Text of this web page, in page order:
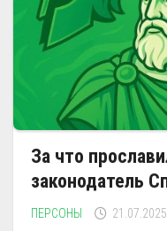
За что
законодатель
ПЕРСОНЫ 21.07.2025